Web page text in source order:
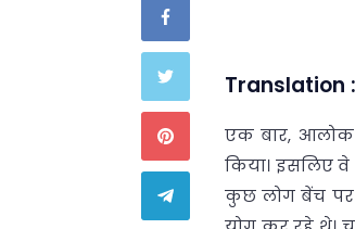
Translation :
एक बार,
किया। इसलिए
कुछ लोग बेंच पर